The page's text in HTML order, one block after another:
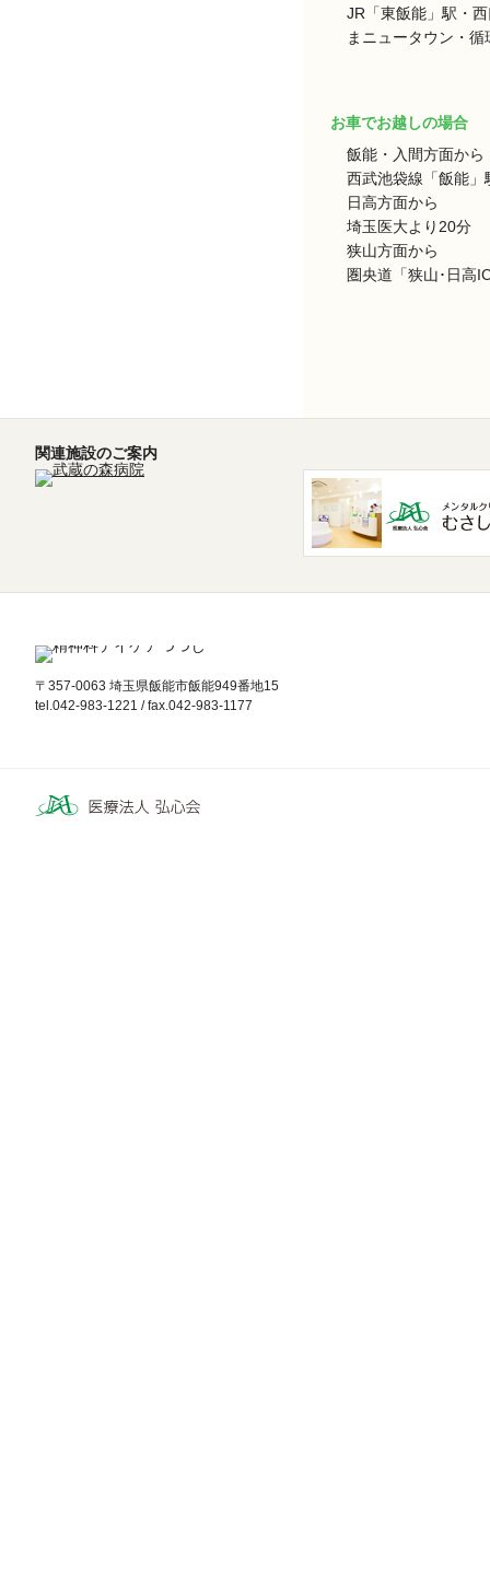
JR「東飯能」駅・
まニュータウン・
お車でお越しの場合
飯能・入間方面から
西武池袋線「飯能
日高方面から
埼玉医大より20分
狭山方面から
圏央道「狭山･日高
関連施設のご案内
〒357-0063 埼玉県飯能市飯能949番地15
tel.042-983-1221 / fax.042-983-1177